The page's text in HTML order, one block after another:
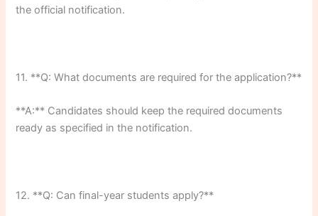
the official notification.
11. **Q: What documents are required for the application?**
**A:** Candidates should keep the required documents
ready as specified in the notification.
12. **Q: Can final-year students apply?**